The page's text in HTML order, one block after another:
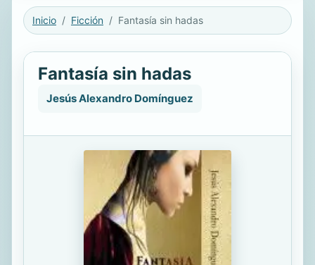
Inicio Ficción Fantasía sin hadas
Fantasía sin hadas
Jesús Alexandro Domínguez